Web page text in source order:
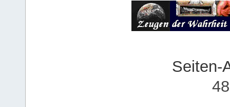
Seiten-